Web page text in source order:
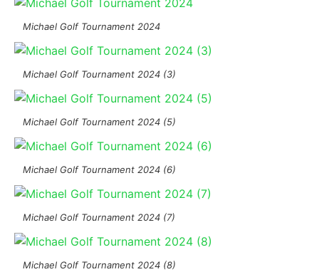
Michael Golf Tournament 2024
Michael Golf Tournament 2024 (3)
Michael Golf Tournament 2024 (5)
Michael Golf Tournament 2024 (6)
Michael Golf Tournament 2024 (7)
Michael Golf Tournament 2024 (8)